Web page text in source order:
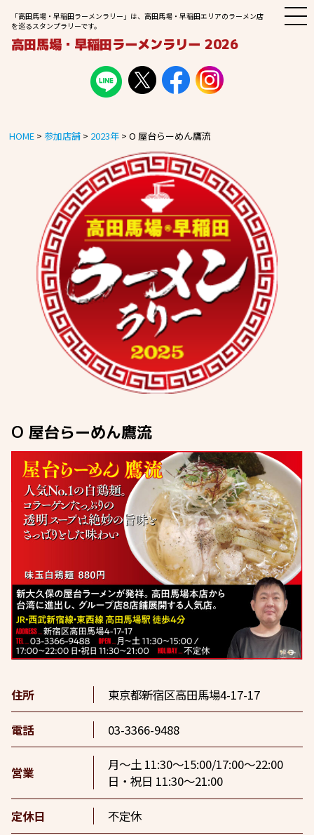
「高田馬場・早稲田ラーメンラリー」は、高田馬場・早稲田エリアのラーメン店
を巡るスタンプラリーです。
高田馬場・早稲田ラーメンラリー 2026
M
E
HOME > 参加店舗 > 2023年 > O 屋台らーめん鷹流
O 屋台らーめん鷹流
住所 東京都新宿区高田馬場4-17-17
電話 03-3366-9488
営業
月～土 11:30〜15:00/17:00〜22:00
日・祝日 11:30〜21:00
定休日 不定休